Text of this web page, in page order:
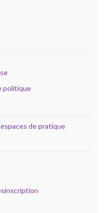
politique
de pratique